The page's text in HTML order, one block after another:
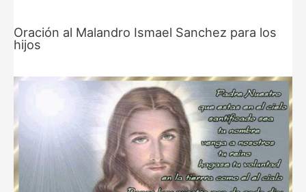
Oración al Malandro Ismael Sanchez para los
hijos